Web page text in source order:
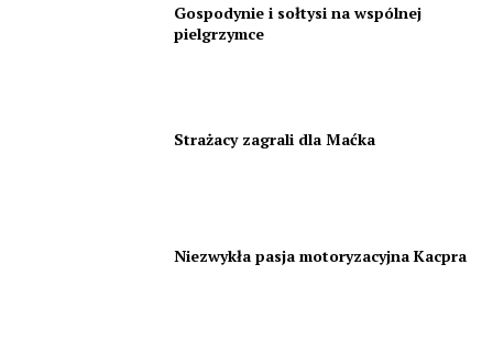
Gospodynie i sołtysi na wspólnej
pielgrzymce
Strażacy zagrali dla Maćka
Niezwykła pasja motoryzacyjna Kacpra